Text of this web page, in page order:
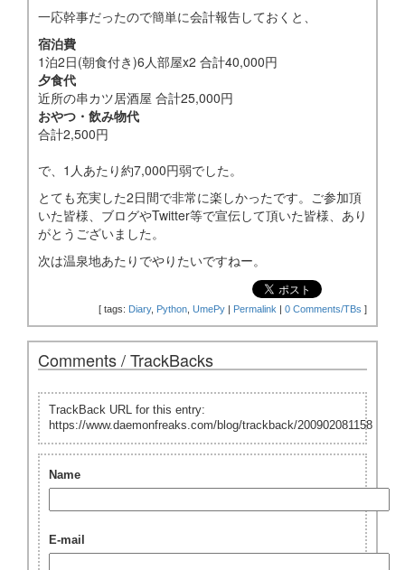
一応幹事だったので簡単に会計報告しておくと、
宿泊費
1泊2日(朝食付き)6人部屋x2 合計40,000円
夕食代
近所の串カツ居酒屋 合計25,000円
おやつ・飲み物代
合計2,500円
で、1人あたり約7,000円弱でした。
とても充実した2日間で非常に楽しかったです。ご参加頂
いた皆様、ブログやTwitter等で宣伝して頂いた皆様、あり
がとうございました。
次は温泉地あたりでやりたいですねー。
[ tags: Diary, Python UmePy | Permalink | 0 Comments/TBs ]
Comments / TrackBacks
TrackBack URL for this entry:
https://www.daemonfreaks.com/blog/trackback/200902081158
Name
E-mail